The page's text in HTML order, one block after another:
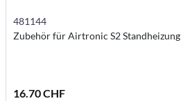
481144
Zubehör für Airtronic S2 Standheizung
16.70 CHF